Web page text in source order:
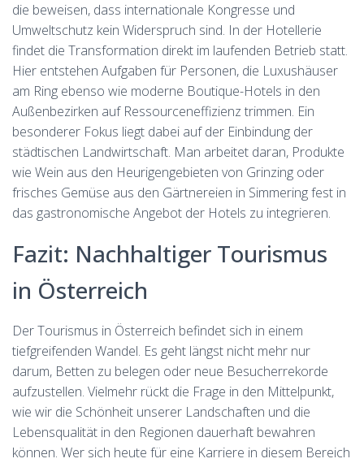
die beweisen, dass internationale Kongresse und
Umweltschutz kein Widerspruch sind. In der Hotellerie
findet die Transformation direkt im laufenden Betrieb statt.
Hier entstehen Aufgaben für Personen, die Luxushäuser
am Ring ebenso wie moderne Boutique-Hotels in den
Außenbezirken auf Ressourceneffizienz trimmen. Ein
besonderer Fokus liegt dabei auf der Einbindung der
städtischen Landwirtschaft. Man arbeitet daran, Produkte
wie Wein aus den Heurigengebieten von Grinzing oder
frisches Gemüse aus den Gärtnereien in Simmering fest in
das gastronomische Angebot der Hotels zu integrieren.
Fazit: Nachhaltiger Tourismus
in Österreich
Der Tourismus in Österreich befindet sich in einem
tiefgreifenden Wandel. Es geht längst nicht mehr nur
darum, Betten zu belegen oder neue Besucherrekorde
aufzustellen. Vielmehr rückt die Frage in den Mittelpunkt,
wie wir die Schönheit unserer Landschaften und die
Lebensqualität in den Regionen dauerhaft bewahren
können. Wer sich heute für eine Karriere in diesem Bereich